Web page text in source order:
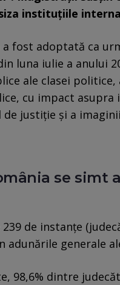
instituțiile
a fost adoptată ca
luna iulie a anului
ale clasei politice,
cu impact
justiţie şi a
se simt
239 de instanțe
adunările generale
98,6% dintre